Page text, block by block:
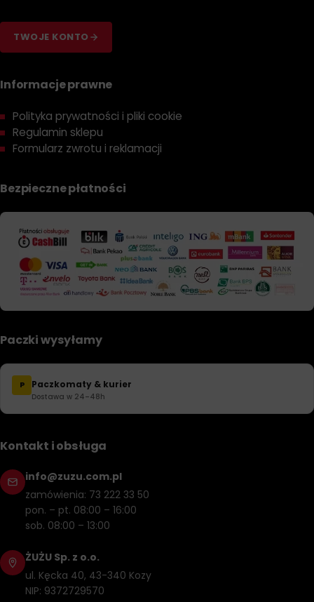
TWOJE KONTO
Informacje prawne
Polityka prywatności i pliki cookie
Regulamin sklepu
Formularz zwrotu i reklamacji
Bezpieczne płatności
Paczki wysyłamy
P Paczkomaty & kurier
Dostawa w 24–48h
Kontakt i obsługa
info@zuzu.com.pl
zamówienia: 73 222 33 50
pon. – pt. 08:00 – 16:00
sob. 08:00 – 13:00
ŻUŻU Sp. z o.o.
ul. Kęcka 40, 43-340 Kozy
NIP: 9372729570